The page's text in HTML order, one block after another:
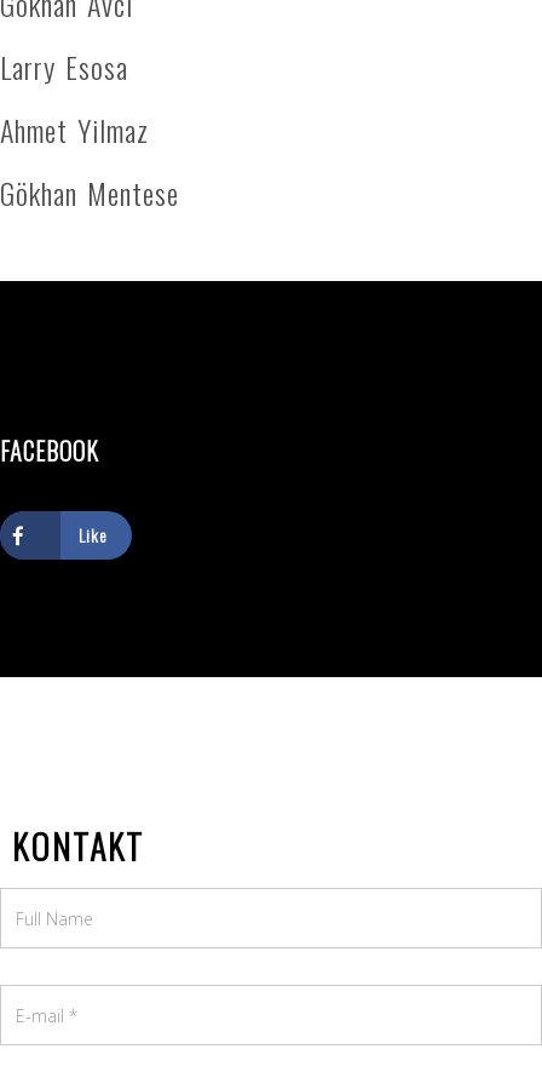
Larry Esosa
Ahmet Yilmaz
Gökhan Mentese
FACEBOOK
Like
KONTAKT